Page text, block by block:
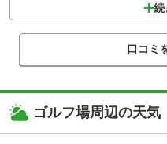
続
口コミ
ゴルフ場周辺の天気